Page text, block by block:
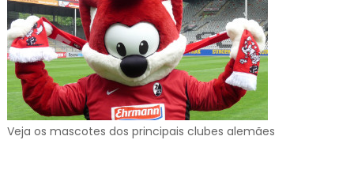
Veja os mascotes dos principais clubes alemães